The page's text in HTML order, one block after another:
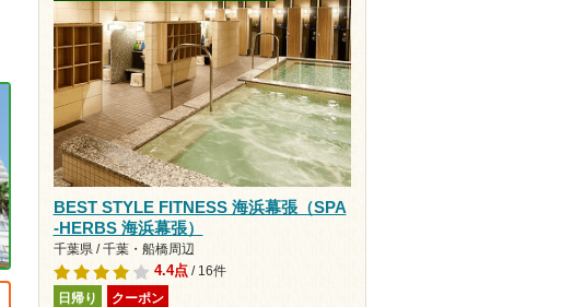
BEST STYLE FITNESS 海浜幕張（SPA
-HERBS 海浜幕張）
千葉県 / 千葉・船橋周辺
4.4点/ 16件
日帰り クーポン